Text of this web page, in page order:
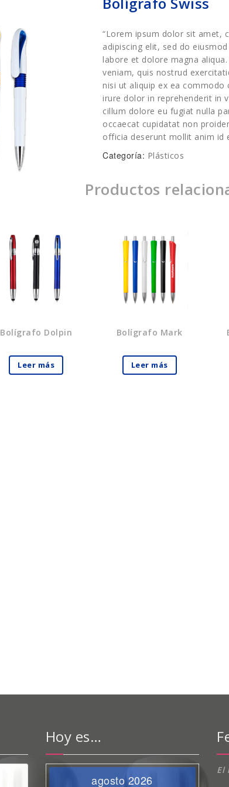
“Lorem ipsum dolor sit amet,
adipiscing elit, sed do
labore et dolore magna
veniam, quis nostrud
nisi ut aliquip ex ea commodo
irure dolor in reprehenderit in
cillum dolore eu fugiat nulla
occaecat cupidatat non
officia deserunt mollit anim id
Categoría: Plásticos
Productos
Bolígrafo Dolpin
Leer más
Bolígrafo Mark
Leer más
Hoy es…
agosto 2026
El